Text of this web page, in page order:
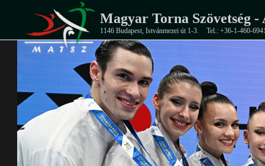
Magyar Torna Szövetség -
1146 Budapest, Istvánmezei út 1-3. Tel.: +36-1-460-